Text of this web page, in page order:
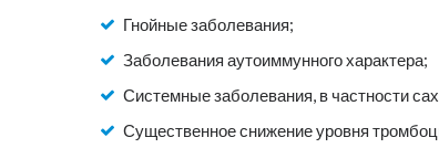
Гнойные заболевания;
Заболевания аутоиммунного характера;
Системные заболевания, в частности
Существенное снижение уровня